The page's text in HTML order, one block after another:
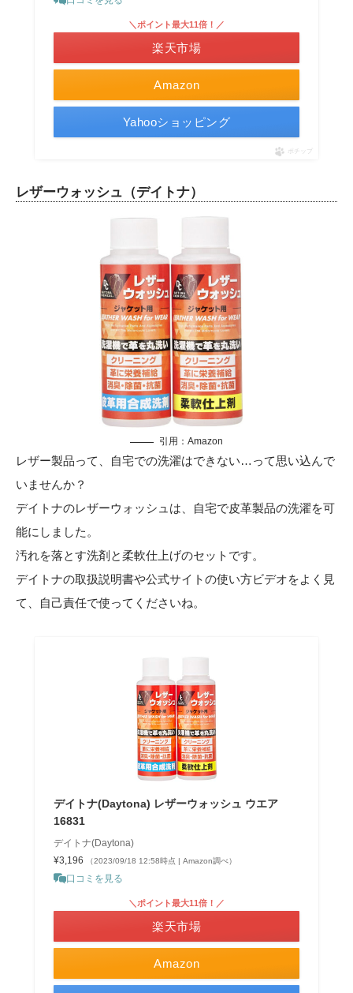
Amazon
＼ポイント最大11倍！／
楽天市場
Yahooショッピング
ポチップ
レザーウォッシュ（デイトナ）
引用： Amazon
レザー製品って、自宅での洗濯はできない…って思い込んで
いませんか？
デイトナのレザーウォッシュは、自宅で皮革製品の洗濯を可
能にしました。
汚れを落とす洗剤と柔軟仕上げのセットです。
デイトナの取扱説明書や公式サイトの使い方ビデオをよく見
て、自己責任で使ってくださいね。
デイトナ(Daytona) レザーウォッシュ ウエア
16831
デイトナ(Daytona)
¥3,196
（2023/09/18 12:58時点 | Amazon調べ）
口コミを見る
Amazon
＼ポイント最大11倍！／
楽天市場